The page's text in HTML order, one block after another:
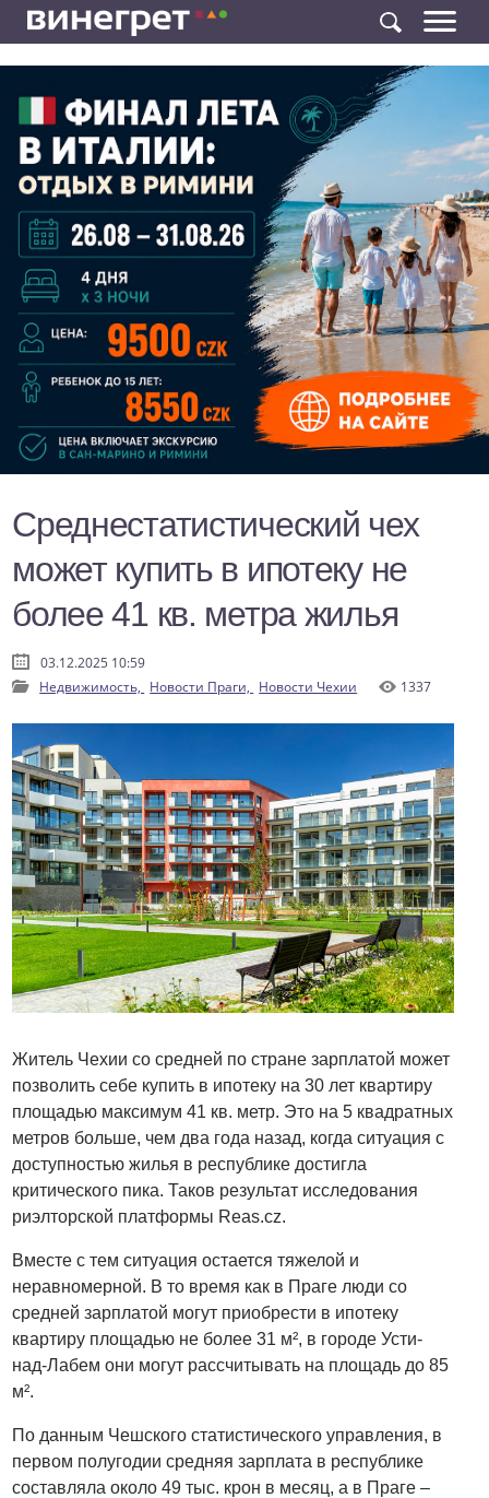
Среднестатистический чех
может купить в ипотеку не
более 41 кв. метра жилья
03.12.2025 10:59
Недвижимость, Новости Праги, Новости Чехии 1337
Житель Чехии со средней по стране зарплатой может
позволить себе купить в ипотеку на 30 лет квартиру
площадью максимум 41 кв. метр. Это на 5 квадратных
метров больше, чем два года назад, когда ситуация с
доступностью жилья в республике достигла
критического пика. Таков результат исследования
риэлторской платформы Reas.cz.
Вместе с тем ситуация остается тяжелой и
неравномерной. В то время как в Праге люди со
средней зарплатой могут приобрести в ипотеку
квартиру площадью не более 31 м², в городе Усти-
над-Лабем они могут рассчитывать на площадь до 85
м².
По данным Чешского статистического управления, в
первом полугодии средняя зарплата в республике
составляла около 49 тыс. крон в месяц, а в Праге –